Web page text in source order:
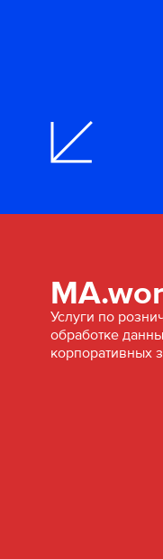
Услуги по
обработке
корпоративных